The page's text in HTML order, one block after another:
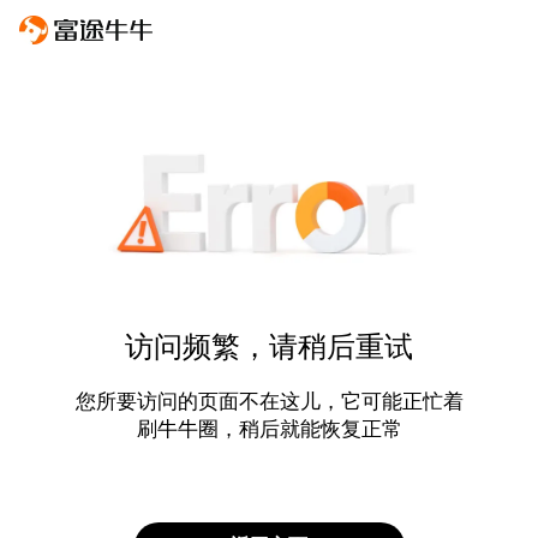
访问频繁，请稍后重试
您所要访问的页面不在这儿，它可能正忙着
刷牛牛圈，稍后就能恢复正常